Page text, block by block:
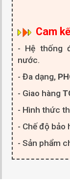
Cam
- Hệ thống
nước.
- Đa dạng,
- Giao hàng
- Hình thức
- Chế độ bảo
- Sản phẩm